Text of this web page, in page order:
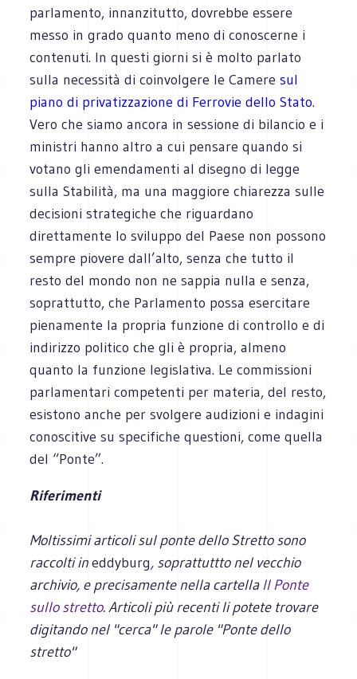
parlamento, innanzitutto, dovrebbe essere
messo in grado quanto meno di conoscerne i
contenuti. In questi giorni si è molto parlato
sulla necessità di coinvolgere le Cameresul
piano di privatizzazione di Ferrovie dello Stato.
Vero che siamo ancora in sessione di bilancio e i
ministri hanno altro a cui pensare quando si
votano gli emendamenti al disegno di legge
sulla Stabilità, ma una maggiore chiarezza sulle
decisioni strategiche che riguardano
direttamente lo sviluppo del Paese non possono
sempre piovere dall’alto, senza che tutto il
resto del mondo non ne sappia nulla e senza,
soprattutto, che Parlamento possa esercitare
pienamente la propria funzione di controllo e di
indirizzo politico che gli è propria, almeno
quanto la funzione legislativa. Le commissioni
parlamentari competenti per materia, del resto,
esistono anche per svolgere audizioni e indagini
conoscitive su specifiche questioni, come quella
del “Ponte”.
Riferimenti
Moltissimi articoli sul ponte dello Stretto sono
raccolti ineddyburg, soprattuttto nel vecchio
archivio, e precisamente nella cartellaIl Ponte
sullo stretto. Articoli più recenti li potete trovare
digitando nel "cerca" le parole "Ponte dello
stretto"